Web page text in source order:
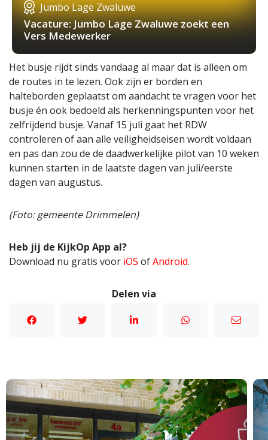
Jumbo Lage Zwaluwe
Vacature: Jumbo Lage Zwaluwe zoekt een
Vers Medewerker
Het busje rijdt sinds vandaag al maar dat is alleen om
de routes in te lezen. Ook zijn er borden en
halteborden geplaatst om aandacht te vragen voor het
busje én ook bedoeld als herkenningspunten voor het
zelfrijdend busje. Vanaf 15 juli gaat het RDW
controleren of aan alle veiligheidseisen wordt voldaan
en pas dan zou de de daadwerkelijke pilot van 10 weken
kunnen starten in de laatste dagen van juli/eerste
dagen van augustus.
(Foto: gemeente Drimmelen)
Heb jij de KijkOp App al?
Download nu gratis voor iOS ofAndroid.
Delen via